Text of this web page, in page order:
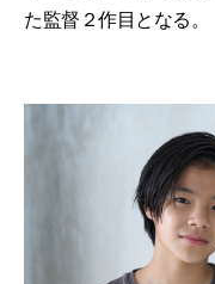
た監督２作目となる。